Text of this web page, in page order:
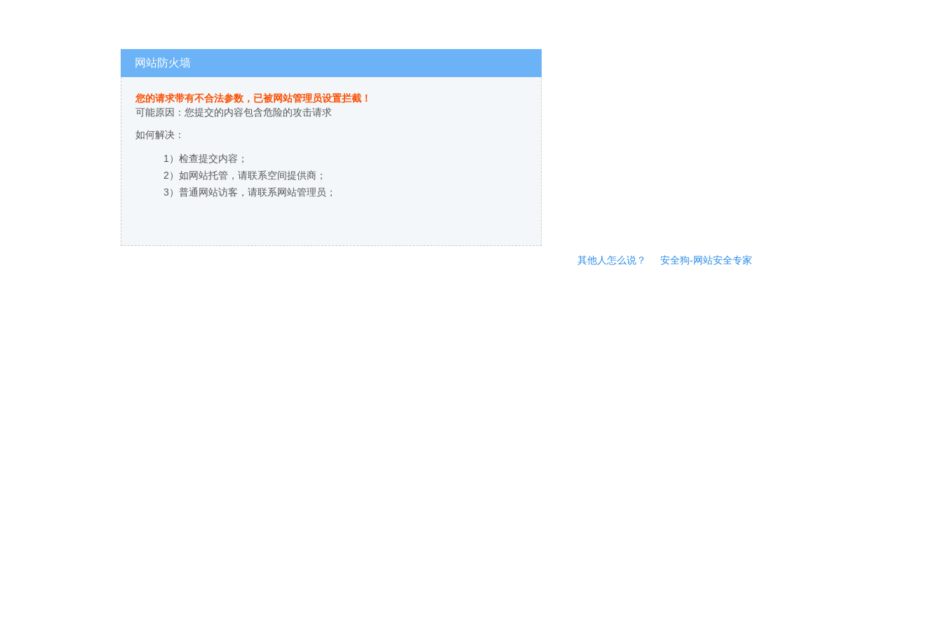
网站防火墙
您的请求带有不合法参数，已被网站管理员设置拦截！
可能原因：您提交的内容包含危险的攻击请求
如何解决：
1）检查提交内容；
2）如网站托管，请联系空间提供商；
3）普通网站访客，请联系网站管理员；
其他人怎么说？ 安全狗-网站安全专家